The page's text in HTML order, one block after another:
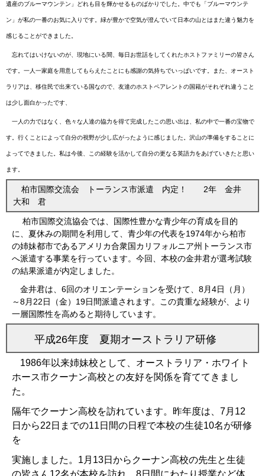
遺産のブルーマウンテン」どれも目を輝かせるものばかりでした。中でも「ブルーマウンテ
ン」が私の一番のお気に入りです。緑が豊かで空気が澄んでいて日本の山とはまた違う魅力を
感じることができました。
忘れてはいけないのが、現地にいる間、毎日お世話をしてくれたホストファミリーの皆さん
です。一人一家庭を用意してもらえたことにも感謝の気持ちでいっぱいです。また、オースト
ラリアは、移住民で出来ている国なので、友達のホストペアレントの国籍がそれぞれ違うこと
は少し面白かったです、
一人の力ではなく、色々な人達の協力を得て完成したこの思い出は、私の中で一番の宝物で
す。行くことによって自分の視野が少し広がったように感じました。沢山の準備をすることに
よってできました。私は今後、この経験を活かして自分の更なる英語力をあげていきたと思い
ます。
柏市国際交流会 トーランス市派遣 内定！ 2年 金井
大和 君
柏市国際交流協会では、国際性豊かな青少年の育成を目的
に、夏休みの期間を利用して、青少年の代表を1974年から柏市
の姉妹都市であるアメリカ合衆国カリフォルニア州トーランス市
へ派遣する事業を行っています。今回、本校の金井君が選考試験
の結果派遣が内定しました。
金井君は、6回のオリエンテーションを受けて、8月4日（月）
～8月22日（金）19日間派遣されます。この貴重な経験が、より
一層国際性を高めると期待しています。
平成26年度 夏期オーストラリア研修
1986年以来姉妹校として、オーストラリア・ホワイト
ホース市クーナン高校との友好を関係を育ててきまし
た。
隔年でクーナン高校を訪れています。 昨年度は、7月12
日から22日までの11日間の日程で本校の生徒10名が研修
を
実施しました。 1月13日からクーナン高校の先生と生徒
の皆さん12名が本校を訪れ、8日間にわたり授業など体